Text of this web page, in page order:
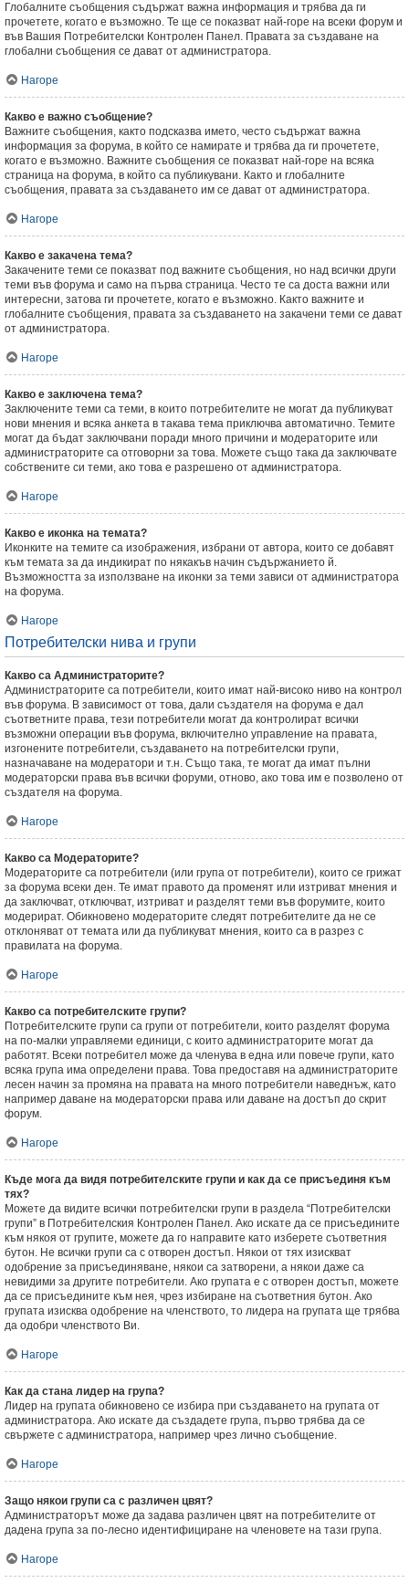
Глобалните съобщения съдържат важна информация и трябва да ги
прочетете, когато е възможно. Те ще се показват най-горе на всеки форум и
във Вашия Потребителски Контролен Панел. Правата за създаване на
глобални съобщения се дават от администратора.
Нагоре
Какво е важно съобщение?
Важните съобщения, както подсказва името, често съдържат важна
информация за форума, в който се намирате и трябва да ги прочетете,
когато е възможно. Важните съобщения се показват най-горе на всяка
страница на форума, в който са публикувани. Както и глобалните
съобщения, правата за създаването им се дават от администратора.
Нагоре
Какво е закачена тема?
Закачените теми се показват под важните съобщения, но над всички други
теми във форума и само на първа страница. Често те са доста важни или
интересни, затова ги прочетете, когато е възможно. Както важните и
глобалните съобщения, правата за създаването на закачени теми се дават
от администратора.
Нагоре
Какво е заключена тема?
Заключените теми са теми, в които потребителите не могат да публикуват
нови мнения и всяка анкета в такава тема приключва автоматично. Темите
могат да бъдат заключвани поради много причини и модераторите или
администраторите са отговорни за това. Можете също така да заключвате
собствените си теми, ако това е разрешено от администратора.
Нагоре
Какво е иконка на темата?
Иконките на темите са изображения, избрани от автора, които се добавят
към темата за да индикират по някакъв начин съдържанието й.
Възможността за използване на иконки за теми зависи от администратора
на форума.
Нагоре
Потребителски нива и групи
Какво са Администраторите?
Администраторите са потребители, които имат най-високо ниво на контрол
във форума. В зависимост от това, дали създателя на форума е дал
съответните права, тези потребители могат да контролират всички
възможни операции във форума, включително управление на правата,
изгонените потребители, създаването на потребителски групи,
назначаване на модератори и т.н. Също така, те могат да имат пълни
модераторски права във всички форуми, отново, ако това им е позволено от
създателя на форума.
Нагоре
Какво са Модераторите?
Модераторите са потребители (или група от потребители), които се грижат
за форума всеки ден. Те имат правото да променят или изтриват мнения и
да заключват, отключват, изтриват и разделят теми във форумите, които
модерират. Обикновено модераторите следят потребителите да не се
отклоняват от темата или да публикуват мнения, които са в разрез с
правилата на форума.
Нагоре
Какво са потребителските групи?
Потребителските групи са групи от потребители, които разделят форума
на по-малки управляеми единици, с които администраторите могат да
работят. Всеки потребител може да членува в една или повече групи, като
всяка група има определени права. Това предоставя на администраторите
лесен начин за промяна на правата на много потребители наведнъж, като
например даване на модераторски права или даване на достъп до скрит
форум.
Нагоре
Къде мога да видя потребителските групи и как да се присъединя към
тях?
Можете да видите всички потребителски групи в раздела “Потребителски
групи” в Потребителския Контролен Панел. Ако искате да се присъедините
към някоя от групите, можете да го направите като изберете съответния
бутон. Не всички групи са с отворен достъп. Някои от тях изискват
одобрение за присъединяване, някои са затворени, а някои даже са
невидими за другите потребители. Ако групата е с отворен достъп, можете
да се присъедините към нея, чрез избиране на съответния бутон. Ако
групата изисква одобрение на членството, то лидера на групата ще трябва
да одобри членството Ви.
Нагоре
Как да стана лидер на група?
Лидер на групата обикновено се избира при създаването на групата от
администратора. Ако искате да създадете група, първо трябва да се
свържете с администратора, например чрез лично съобщение.
Нагоре
Защо някои групи са с различен цвят?
Администраторът може да задава различен цвят на потребителите от
дадена група за по-лесно идентифициране на членовете на тази група.
Нагоре